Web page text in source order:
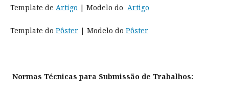
Template de Artigo | Modelo do Artigo
Template do Pôster | Modelo do Pôster
Normas Técnicas para Submissão de Trabalhos: